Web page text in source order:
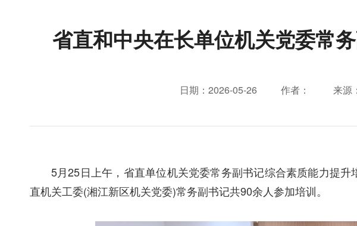
省直和中央在长单位机关党委常
日期：2026-05-26 作者： 来源
5月25日上午，省直单位机关党委常务副书记综合素质能力提
直机关工委(湘江新区机关党委)常务副书记共90余人参加培训。